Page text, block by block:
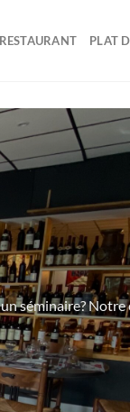
RESTAURANT PLAT
séminaire?